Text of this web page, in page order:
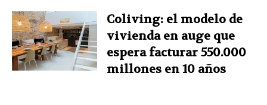
Coliving: el modelo de
vivienda en auge que
espera facturar 550.000
millones en 10 años